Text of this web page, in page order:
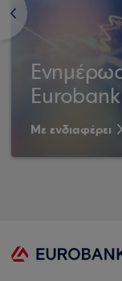
<
Eurobank
Με ενδιαφέρει